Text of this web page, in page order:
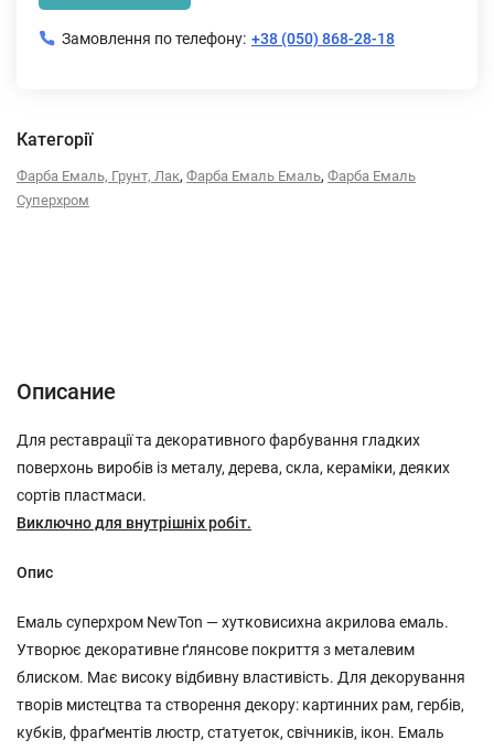
Замовлення по телефону: +38 (050) 868-28-18
Категорії
Фарба Емаль, Грунт, Лак, Фарба Емаль Емаль, Фарба Емаль
Суперхром
Описание
Для реставрації та декоративного фарбування гладких
поверхонь виробів із металу, дерева, скла, кераміки, деяких
сортів пластмаси.
Виключно для внутрішніх робіт.
Опис
Емаль суперхром NewTon — хутковисихна акрилова емаль.
Утворює декоративне ґлянсове покриття з металевим
блиском. Має високу відбивну властивість. Для декорування
творів мистецтва та створення декору: картинних рам, гербів,
кубків, фраґментів люстр, статуеток, свічників, ікон. Емаль